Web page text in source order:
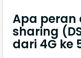
Apa
sharing
dari 4G ke